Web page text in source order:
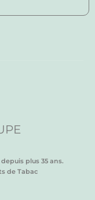
plus 35 ans.
de Tabac